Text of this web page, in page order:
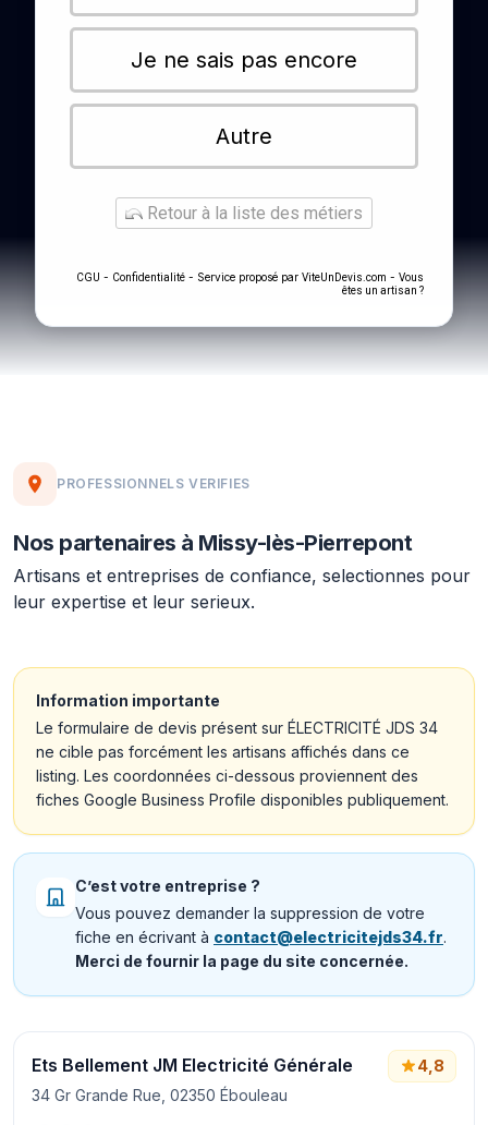
Je ne sais pas encore
Autre
Retour à la liste des métiers
CGU - Confidentialité - Service proposé par ViteUnDevis.com - Vous
êtes un artisan ?
PROFESSIONNELS VERIFIES
Nos partenaires à Missy-lès-Pierrepont
Artisans et entreprises de confiance, selectionnes pour
leur expertise et leur serieux.
Information importante
Le formulaire de devis présent sur ÉLECTRICITÉ JDS 34
ne cible pas forcément les artisans affichés dans ce
listing. Les coordonnées ci-dessous proviennent des
fiches Google Business Profile disponibles publiquement.
C’est votre entreprise ?
Vous pouvez demander la suppression de votre
fiche en écrivant à contact@electricitejds34.fr.
Merci de fournir la page du site concernée.
Ets Bellement JM Electricité Générale
34 Gr Grande Rue, 02350 Ébouleau
4,8